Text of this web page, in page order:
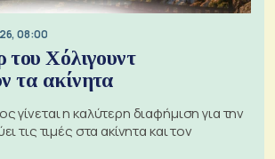
08:00
του Χόλιγουντ
τα ακίνητα
γίνεται η καλύτερη διαφήμιση για την
τις τιμές στα ακίνητα και τον